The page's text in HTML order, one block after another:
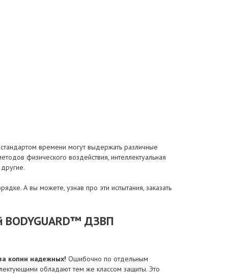
времени могут выдержать различные
физического воздействия, интеллектуальная
А вы можете, узнав про эти испытания, заказать
ДЗВП
копии надежных! Ошибочно по отдельным
обладают тем же классом защиты. Это